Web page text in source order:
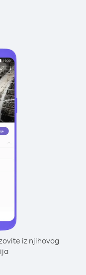
iz njihovog